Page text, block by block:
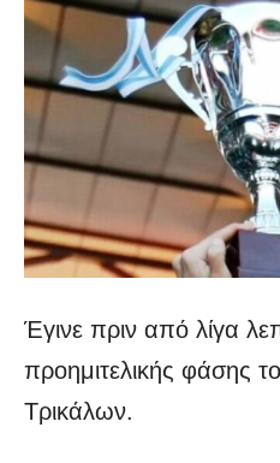
Έγινε πριν από λίγα
προημιτελικής φάσης
Τρικάλων.